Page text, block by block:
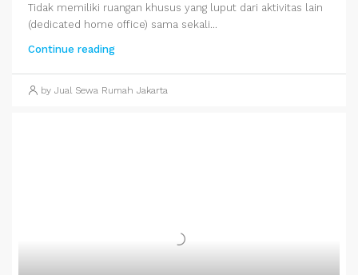
Tidak memiliki ruangan khusus yang luput dari aktivitas lain
(dedicated home office) sama sekali...
Continue reading
by Jual Sewa Rumah Jakarta